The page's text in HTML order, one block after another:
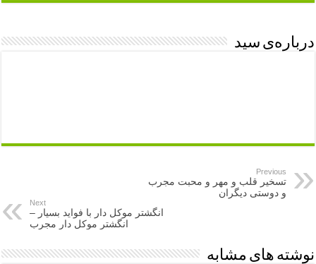
درباره‌ی سید
Previous
تسخیر قلب و مهر و محبت مجرب
و دوستی دیگران
Next
انگشتر موکل دار با فواید بسیار –
انگشتر موکل دار مجرب
نوشته های مشابه